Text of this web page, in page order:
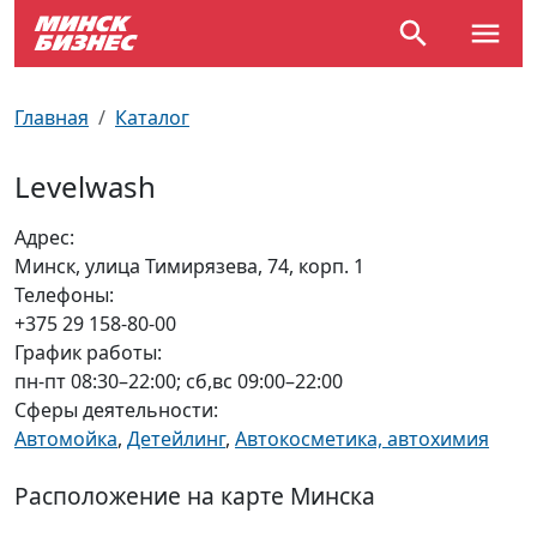
Главная Каталог
Levelwash
Адрес:
Минск, улица Тимирязева, 74, корп. 1
Телефоны:
+375 29 158-80-00
График работы:
пн-пт 08:30–22:00; сб,вс 09:00–22:00
Сферы деятельности:
Автомойка, Детейлинг, Автокосметика, автохимия
Расположение на карте Минска
Улицы Минска
Производственный календарь
Документы для ЗАГСа
Пробки на дорогах
Самолеты